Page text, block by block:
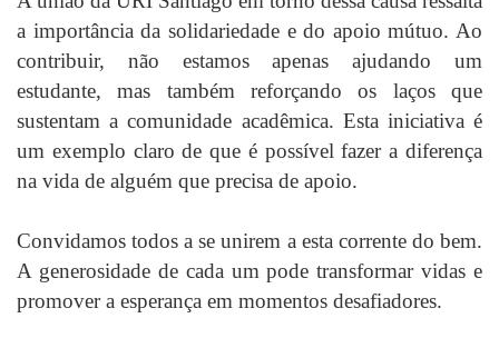
a importância da solidariedade e do apoio mútuo. Ao
contribuir, não estamos apenas ajudando um
estudante, mas também reforçando os laços que
sustentam a comunidade acadêmica. Esta iniciativa é
um exemplo claro de que é possível fazer a diferença
na vida de alguém que precisa de apoio.
Convidamos todos a se unirem a esta corrente do bem.
A generosidade de cada um pode transformar vidas e
promover a esperança em momentos desafiadores.